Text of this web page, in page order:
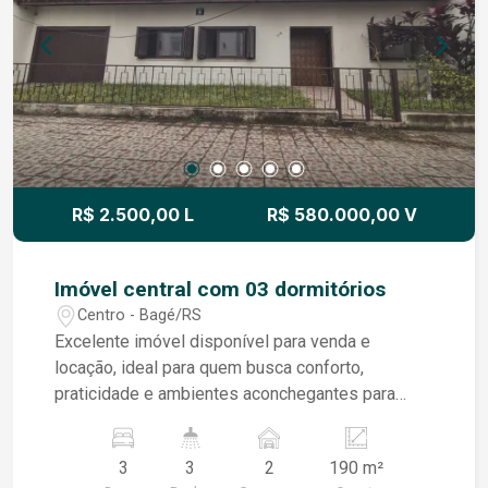
para toda a família. Agende uma visita e venha
conhecer de perto todos os detalhes deste
excelente sobrado. Você vai encontrar o lar que
sempre procurou!
R$ 2.500,00 L R$ 580.000,00 V
Imóvel central com 03 dormitórios
Centro - Bagé/RS
Excelente imóvel disponível para venda e
locação, ideal para quem busca conforto,
praticidade e ambientes aconchegantes para
sala de estar, lavabo e uma agradável sala íntima
com lareira, proporcionando um ambiente
3 3 2 190 m²